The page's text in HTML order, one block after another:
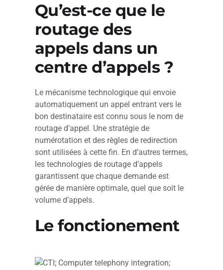
Qu’est-ce que le
routage des
appels dans un
centre d’appels ?
Le mécanisme technologique qui envoie
automatiquement un appel entrant vers le
bon destinataire est connu sous le nom de
routage d’appel. Une stratégie de
numérotation et des règles de redirection
sont utilisées à cette fin. En d’autres termes,
les technologies de routage d’appels
garantissent que chaque demande est
gérée de manière optimale, quel que soit le
volume d’appels.
Le fonctionement